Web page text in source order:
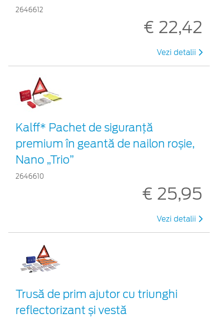
2646612
€ 22,42
Vezi detalii
Kalff* Pachet de siguranţă
premium în geantă de nailon roșie,
Nano „Trio”
2646610
€ 25,95
Vezi detalii
Trusă de prim ajutor cu triunghi
reflectorizant și vestă